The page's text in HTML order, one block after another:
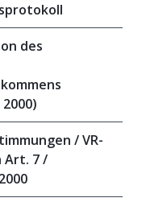
des
/ VR-
Art. 7 /